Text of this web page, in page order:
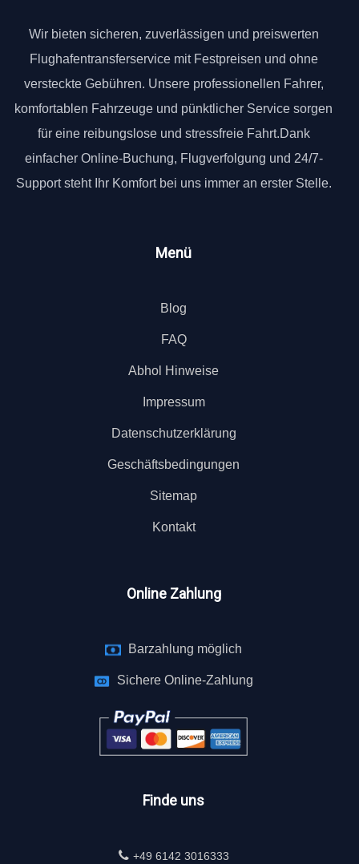
Wir bieten sicheren, zuverlässigen und preiswerten
Flughafentransferservice mit Festpreisen und ohne
versteckte Gebühren. Unsere professionellen Fahrer,
komfortablen Fahrzeuge und pünktlicher Service sorgen
für eine reibungslose und stressfreie Fahrt.Dank
einfacher Online-Buchung, Flugverfolgung und 24/7-
Support steht Ihr Komfort bei uns immer an erster Stelle.
Menü
Blog
FAQ
Abhol Hinweise
Impressum
Datenschutzerklärung
Geschäftsbedingungen
Sitemap
Kontakt
Online Zahlung
Barzahlung möglich
Sichere Online-Zahlung
Finde uns
+49 6142 3016333